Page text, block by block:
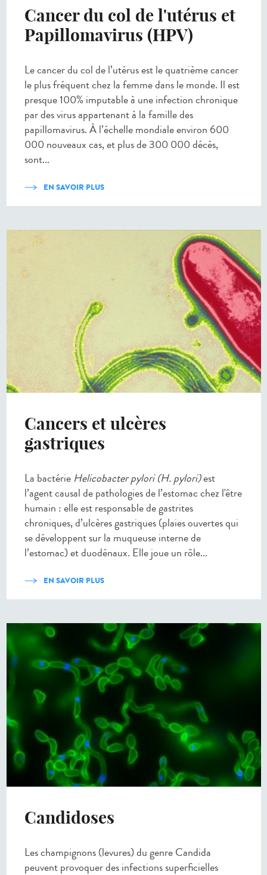
Cancer du col de l'utérus et
Papillomavirus (HPV)
Le cancer du col de l’utérus est le quatrième cancer
le plus fréquent chez la femme dans le monde. Il est
presque 100% imputable à une infection chronique
par des virus appartenant à la famille des
papillomavirus. À l’échelle mondiale environ 600
000 nouveaux cas, et plus de 300 000 décès,
sont...
EN SAVOIR PLUS
Cancers et ulcères
gastriques
La bactérie Helicobacter pylori (H. pylori)est
l’agent causal de pathologies de l’estomac chez l'être
humain : elle est responsable de gastrites
chroniques, d’ulcères gastriques (plaies ouvertes qui
se développent sur la muqueuse interne de
l’estomac) et duodénaux. Elle joue un rôle...
EN SAVOIR PLUS
Candidoses
Les champignons (levures) du genre Candida
peuvent provoquer des infections superficielles